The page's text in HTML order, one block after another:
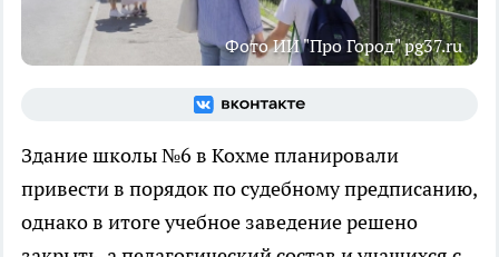
Фото ИИ "Про Город" pg37.ru
Здание школы №6 в Кохме планировали
привести в порядок по судебному предписанию,
однако в итоге учебное заведение решено